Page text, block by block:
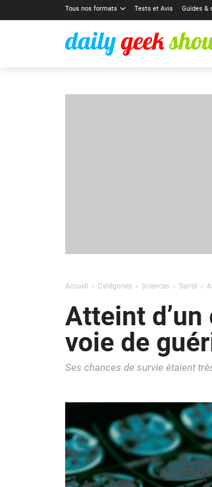
Tous nos formats Tests et Avis Guides &
Accueil Catégories Sciences Santé
Atteint
voie de
Ses chances de survie étaient